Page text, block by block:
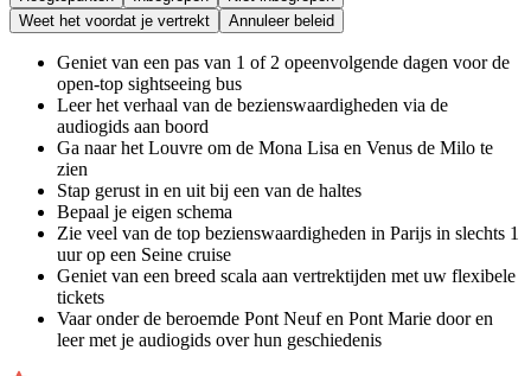
Weet het voordat je vertrekt
Annuleer beleid
Geniet van een pas van 1 of 2 opeenvolgende dagen voor de
open-top sightseeing bus
Leer het verhaal van de bezienswaardigheden via de
audiogids aan boord
Ga naar het Louvre om de Mona Lisa en Venus de Milo te
zien
Stap gerust in en uit bij een van de haltes
Bepaal je eigen schema
Zie veel van de top bezienswaardigheden in Parijs in slechts 1
uur op een Seine cruise
Geniet van een breed scala aan vertrektijden met uw flexibele
tickets
Vaar onder de beroemde Pont Neuf en Pont Marie door en
leer met je audiogids over hun geschiedenis